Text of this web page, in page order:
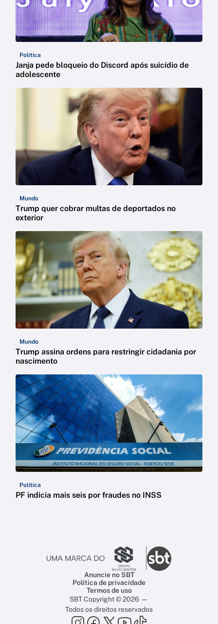
Política
Janja pede bloqueio do Discord após suicídio de
adolescente
Mundo
Trump quer cobrar multas de deportados no
exterior
Mundo
Trump assina ordens para restringir cidadania por
nascimento
Política
PF indicia mais seis por fraudes no INSS
Anuncie no SBT
Política de privacidade
Termos de uso
SBT Copyright © 2026 —
Todos os direitos reservados